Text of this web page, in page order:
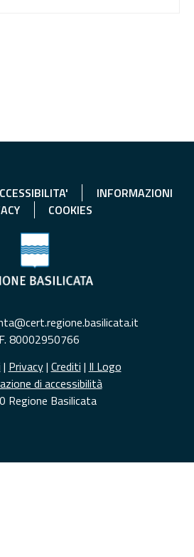
INFORMAZIONI
COOKIES
80002950766
| Privacy| Crediti | Il Logo
di accessibilità
Regione Basilicata